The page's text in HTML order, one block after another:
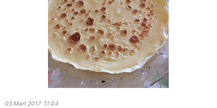
05 Mart 2017 11:04